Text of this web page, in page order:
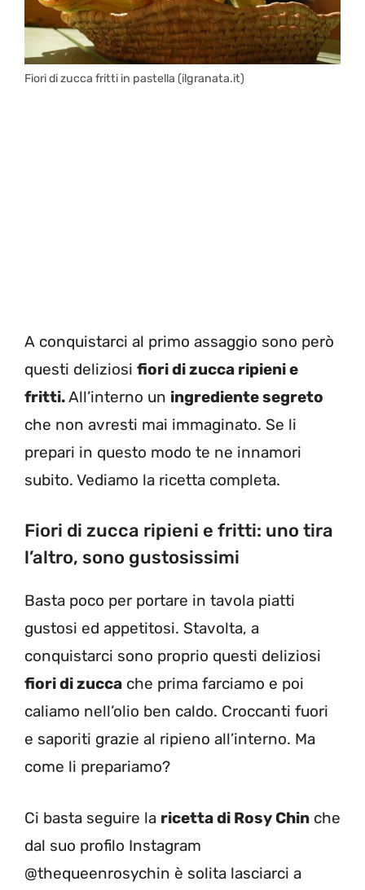
Fiori di zucca fritti in pastella (ilgranata.it)
A conquistarci al primo assaggio sono però
questi deliziosi fiori di zucca ripieni e
fritti.All’interno un ingrediente segreto
che non avresti mai immaginato. Se li
prepari in questo modo te ne innamori
subito. Vediamo la ricetta completa.
Fiori di zucca ripieni e fritti: uno tira
l’altro, sono gustosissimi
Basta poco per portare in tavola piatti
gustosi ed appetitosi. Stavolta, a
conquistarci sono proprio questi deliziosi
fiori di zucca che prima farciamo e poi
caliamo nell’olio ben caldo. Croccanti fuori
e saporiti grazie al ripieno all’interno. Ma
come li prepariamo?
Ci basta seguire la ricetta di Rosy Chin che
dal suo profilo Instagram
@thequeenrosychin è solita lasciarci a